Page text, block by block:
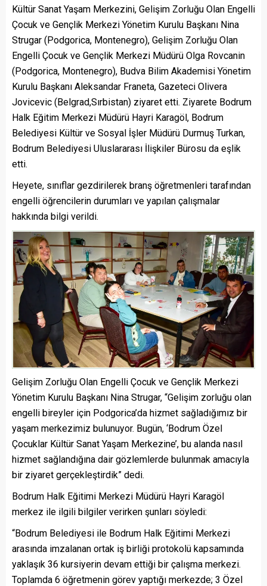
Kültür Sanat Yaşam Merkezini, Gelişim Zorluğu Olan Engelli
Çocuk ve Gençlik Merkezi Yönetim Kurulu Başkanı Nina
Strugar (Podgorica, Montenegro), Gelişim Zorluğu Olan
Engelli Çocuk ve Gençlik Merkezi Müdürü Olga Rovcanin
(Podgorica, Montenegro), Budva Bilim Akademisi Yönetim
Kurulu Başkanı Aleksandar Franeta, Gazeteci Olivera
Jovicevic (Belgrad,Sırbistan) ziyaret etti. Ziyarete Bodrum
Halk Eğitim Merkezi Müdürü Hayri Karagöl, Bodrum
Belediyesi Kültür ve Sosyal İşler Müdürü Durmuş Turkan,
Bodrum Belediyesi Uluslararası İlişkiler Bürosu da eşlik
etti.
Heyete, sınıflar gezdirilerek branş öğretmenleri tarafından
engelli öğrencilerin durumları ve yapılan çalışmalar
hakkında bilgi verildi.
Gelişim Zorluğu Olan Engelli Çocuk ve Gençlik Merkezi
Yönetim Kurulu Başkanı Nina Strugar, “Gelişim zorluğu olan
engelli bireyler için Podgorica’da hizmet sağladığımız bir
yaşam merkezimiz bulunuyor. Bugün, ‘Bodrum Özel
Çocuklar Kültür Sanat Yaşam Merkezine’, bu alanda nasıl
hizmet sağlandığına dair gözlemlerde bulunmak amacıyla
bir ziyaret gerçekleştirdik” dedi.
Bodrum Halk Eğitimi Merkezi Müdürü Hayri Karagöl
merkez ile ilgili bilgiler verirken şunları söyledi:
“Bodrum Belediyesi ile Bodrum Halk Eğitimi Merkezi
arasında imzalanan ortak iş birliği protokolü kapsamında
yaklaşık 36 kursiyerin devam ettiği bir çalışma merkezi.
Toplamda 6 öğretmenin görev yaptığı merkezde; 3 Özel